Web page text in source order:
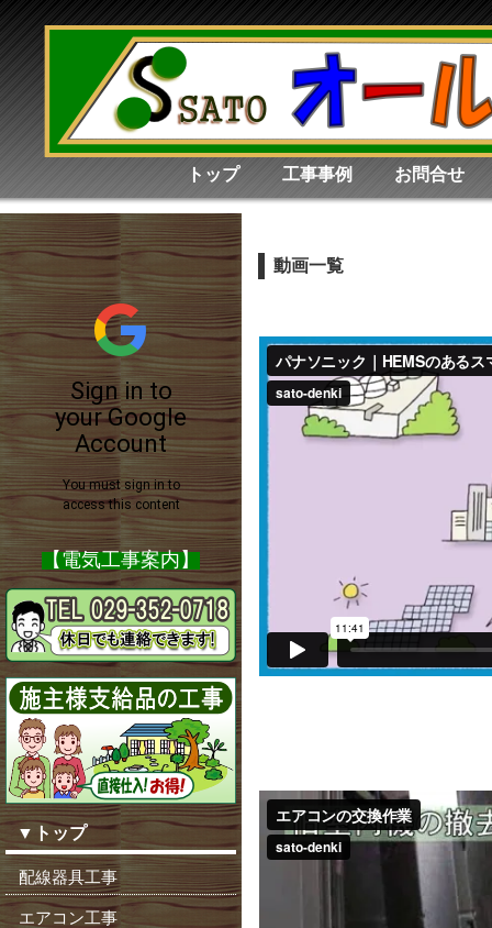
トップ 工事事例 お問合せ
動画一覧
【電気工事案内】
▼トップ
配線器具工事
エアコン工事